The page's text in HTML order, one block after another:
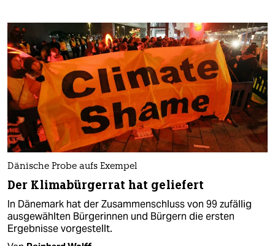
Dänische Probe aufs Exempel
Der Klimabürgerrat hat geliefert
In Dänemark hat der Zusammenschluss von 99 zufällig
ausgewählten Bürgerinnen und Bürgern die ersten
Ergebnisse vorgestellt.